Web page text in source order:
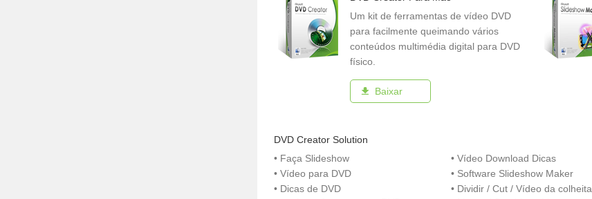
Um kit de ferramentas de vídeo DVD
para facilmente queimando vários
conteúdos multimédia digital para DVD
físico.
Baixar
DVD Creator Solution
• Faça Slideshow
• Vídeo para DVD
• Dicas de DVD
• Vídeo Download Dicas
• Software Slideshow Maker
• Dividir / Cut / Vídeo da colheita